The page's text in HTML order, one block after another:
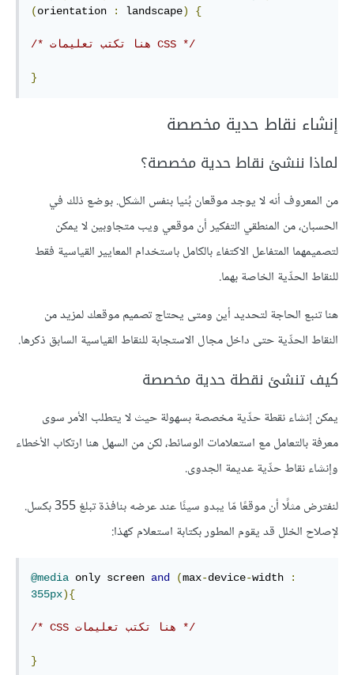
(orientation : landscape) {
/* هنا تكتب تعليمات CSS */
}
إنشاء نقاط حدية مخصصة
لماذا ننشئ نقاط حدية مخصصة؟
من المعروف أنه لا يوجد موقعان بُنيا بنفس الشكل. بوضع ذلك في
الحسبان، من المنطقي التفكير أن موقعي ويب متجاوبين لا يمكن
لتصميمهما المتفاعل الاكتفاء بالكامل باستخدام المعايير القياسية فقط
للنقاط الحدِّية الخاصة بهما.
هنا تنبع الحاجة لتحديد أين ومتى يحتاج تصميم موقعك لمزيد من
النقاط الحدِّية حتى داخل مجال الاستجابة للنقاط القياسية السابق ذكرها.
كيف تنشئ نقطة حدية مخصصة
يمكن إنشاء نقطة حدِّية مخصصة بسهولة حيث لا يتطلب الأمر سوى
معرفة بالتعامل مع استعلامات الوسائط، لكن من السهل هنا ارتكاب الأخطاء
وإنشاء نقاط حدِّية عديمة الجدوى.
لنفترض مثلًا أن موقعًا مّا يبدو سيئًا عند عرضه بنافذة تبلغ 355 بكسل.
لإصلاح الخلل قد يقوم المطور بكتابة استعلام كهذا:
@media only screen and (max-device-width
:
355px){
/* CSS هنا تكتب تعليمات */
}